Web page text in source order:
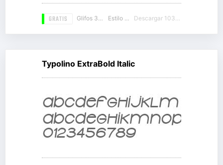
GRATIS Glifos 333 Estilo 15 Descargar 10383
Typolino ExtraBold Italic